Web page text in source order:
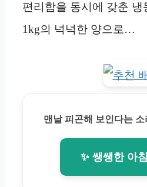
편리함을 동시에 갖춘 냉
1kg의 넉넉한 양으로…
맨날 피곤해 보인다는
✨ 쌩쌩한 아